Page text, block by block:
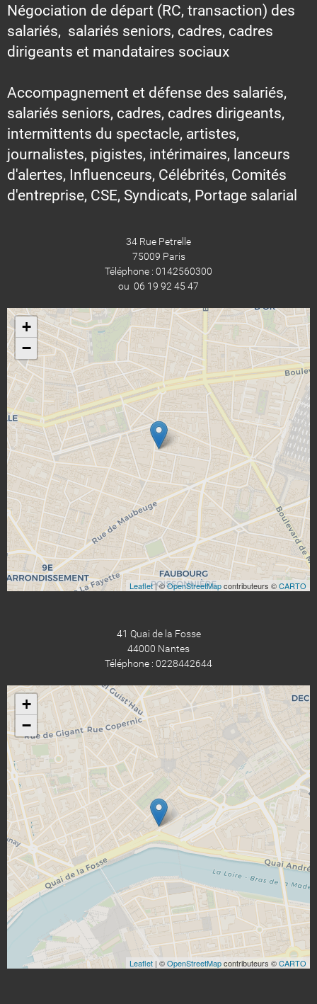
Négociation de départ (RC, transaction) des
salariés, salariés seniors, cadres, cadres
dirigeants et mandataires sociaux
Accompagnement et défense des salariés,
salariés seniors, cadres, cadres dirigeants,
intermittents du spectacle, artistes,
journalistes, pigistes, intérimaires, lanceurs
d'alertes, Influenceurs, Célébrités, Comités
d'entreprise, CSE, Syndicats, Portage salarial
34 Rue Petrelle
75009 Paris
Téléphone : 0142560300
ou 06 19 92 45 47
+
−
Leaflet| ©OpenStreetMapcontributeurs ©CARTO
41 Quai de la Fosse
44000 Nantes
Téléphone : 0228442644
+
−
Leaflet | ©OpenStreetMapcontributeurs ©CARTO